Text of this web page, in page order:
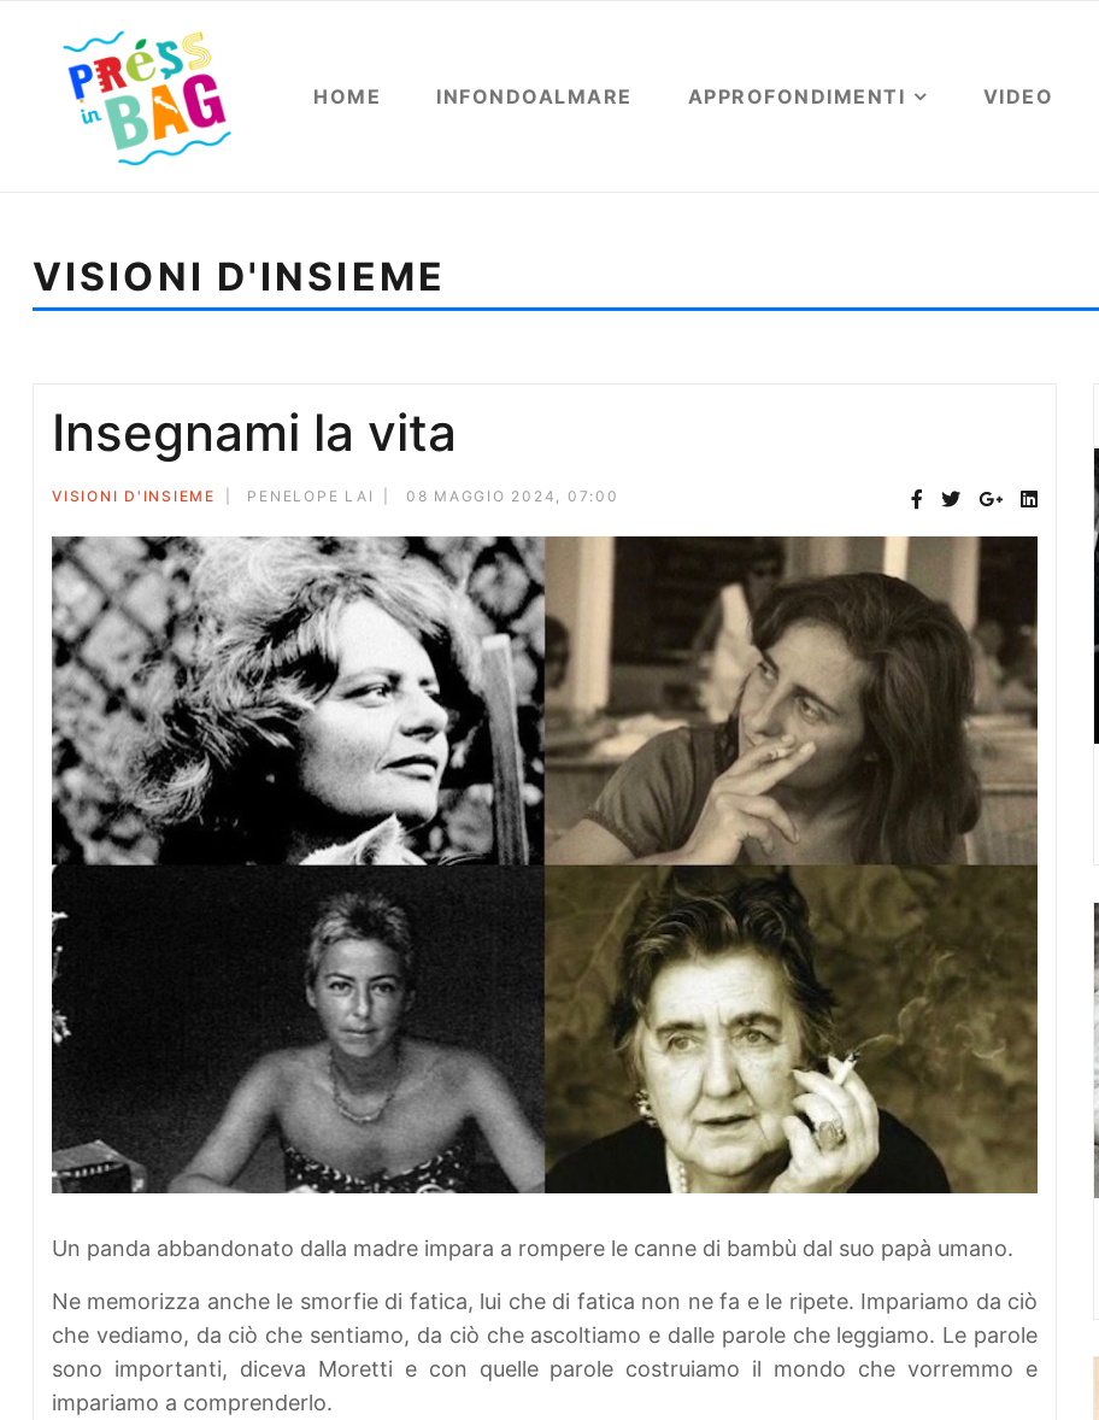
HOME INFONDOALMARE APPROFONDIMENTI VIDEO
VISIONI D'INSIEME
Insegnami la vita
VISIONI D'INSIEME PENELOPE LAI 08 MAGGIO 2024, 07:00
Un panda abbandonato dalla madre impara a rompere le canne di bambù dal suo papà umano.
Ne memorizza anche le smorfie di fatica, lui che di fatica non ne fa e le ripete. Impariamo da ciò
che vediamo, da ciò che sentiamo, da ciò che ascoltiamo e dalle parole che leggiamo. Le parole
sono importanti, diceva Moretti e con quelle parole costruiamo il mondo che vorremmo e
impariamo a comprenderlo.